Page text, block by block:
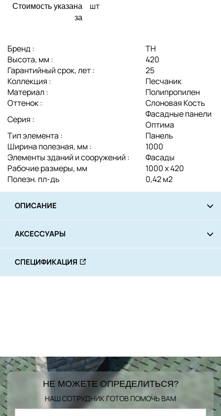
Стоимость указана
за
шт
Бренд :
ТН
Высота, мм :
420
Гарантийный срок, лет :
25
Коллекция :
Песчаник
Материал :
Полипропилен
Оттенок :
Слоновая Кость
Серия :
Фасадные панели
Оптима
Тип элемента :
Панель
Ширина полезная, мм :
1000
Элементы зданий и сооружений :
Фасады
Рабочие размеры, мм
Полезн. пл-дь
1000 х 420
0,42 м2
ОПИСАНИЕ
АКСЕССУАРЫ
СПЕЦИФИКАЦИЯ
НЕ МОЖЕТЕ ОПРЕДЕЛИТЬСЯ?
НАШ СОТРУДНИК ГОТОВ ПОМОЧЬ ВАМ